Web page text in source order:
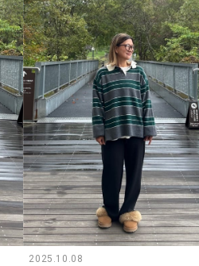
2025.10.08